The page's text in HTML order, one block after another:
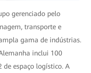
gerenciado pelo
transporte e
gama de indústrias.
inclui 100
espaço logístico. A